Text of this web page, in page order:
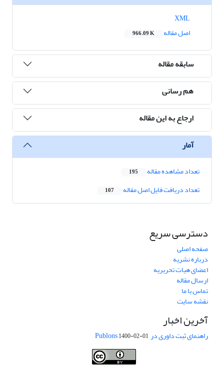
اصل مقاله
966.09 K
سابقه مقاله
هم رسانی
ارجاع به این مقاله
آمار
تعداد مشاهده مقاله 195
تعداد دریافت فایل اصل مقاله 107
دسترسی سریع
صفحه اصلی
درباره نشریه
اعضای هیات تحریریه
ارسال مقاله
تماس با ما
نقشه سایت
آخرین اخبار
راهنمای ثبت داوری در Publons 1400-02-01